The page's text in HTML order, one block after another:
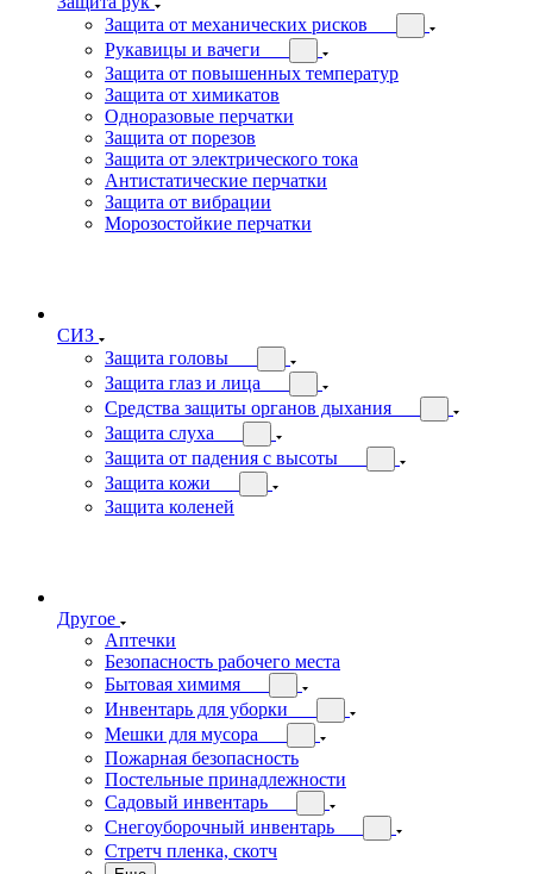
Защита от механических рисков
Рукавицы и вачеги
Защита от повышенных температур
Защита от химикатов
Одноразовые перчатки
Защита от порезов
Защита от электрического тока
Антистатические перчатки
Защита от вибрации
Морозостойкие перчатки
СИЗ
Защита головы
Защита глаз и лица
Средства защиты органов дыхания
Защита слуха
Защита от падения с высоты
Защита кожи
Защита коленей
Другое
Аптечки
Безопасность рабочего места
Бытовая химимя
Инвентарь для уборки
Мешки для мусора
Пожарная безопасность
Постельные принадлежности
Садовый инвентарь
Снегоуборочный инвентарь
Стретч пленка, скотч